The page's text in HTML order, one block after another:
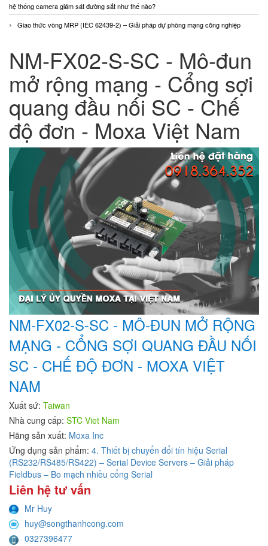
hệ thống camera giám sát đường sắt như thế nào?
Giao thức vòng MRP (IEC 62439-2) – Giải pháp dự phòng mạng công nghiệp
NM-FX02-S-SC - Mô-đun
mở rộng mạng - Cổng sợi
quang đầu nối SC - Chế
độ đơn - Moxa Việt Nam
NM-FX02-S-SC - MÔ-ĐUN MỞ RỘNG
MẠNG - CỔNG SỢI QUANG ĐẦU NỐI
SC - CHẾ ĐỘ ĐƠN - MOXA VIỆT
NAM
Xuất sứ: Taiwan
Nhà cung cấp: STC Viet Nam
Hãng sản xuất: Moxa Inc
Ứng dụng sản phẩm: 4. Thiết bị chuyển đổi tín hiệu Serial
(RS232/RS485/RS422) – Serial Device Servers – Giải pháp
Fieldbus – Bo mạch nhiều cổng Serial
Liên hệ tư vấn
Mr Huy
huy@songthanhcong.com
0327396477